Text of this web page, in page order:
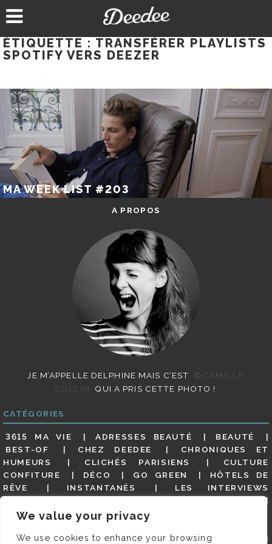
We value your privacy
We use cookies to enhance your browsing
au
ÉTIQUETTE : TRANSFÉRER PLAYLISTS
SPOTIFY VERS DEEZER
MA WEEK LIST #203
A PROPOS
JE M’APPELLE DELPHINE MAIS C’EST
©CAMILLE
COLLIN
QUI A PRIS CETTE PHOTO !
CATÉGORIES
3615 MA VIE ADRESSES BEAUTÉ
BEAUTÉ
BEST-OF
CHEZ DEEDEE
CHRONIQUES ET
HUMEURS
CLICHÉS PARISIENS
CULTURE
CONFITURE
DÉCO GO GREEN
HÔTELS DE
RÊVE
INSTANTANÉS
LES INTERVIEWS
MES ADRESSES
MODE NON CLASSÉ
GUIDE
PARIS EN PHOTOS RESTAURANTS